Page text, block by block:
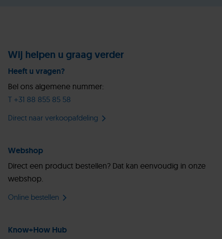
Wij helpen u graag verder
Heeft u vragen?
Bel ons algemene nummer:
T +31 88 855 85 58
Direct naar verkoopafdeling
Webshop
Direct een product bestellen? Dat kan eenvoudig in onze
webshop.
Online bestellen
Know+How Hub